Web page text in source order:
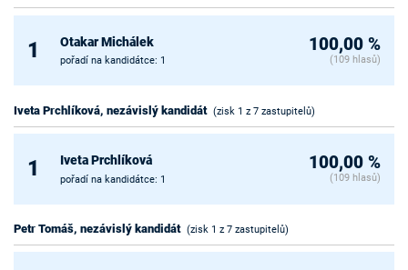
1 Otakar Michálek
pořadí na kandidátce: 1
100,00 %
(109 hlasů)
Iveta Prchlíková, nezávislý kandidát (zisk 1 z 7 zastupitelů)
1 Iveta Prchlíková
pořadí na kandidátce: 1
100,00 %
(109 hlasů)
Petr Tomáš, nezávislý kandidát (zisk 1 z 7 zastupitelů)